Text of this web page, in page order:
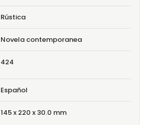
Rústica
Novela contemporanea
424
Español
145 x 220 x 30.0 mm